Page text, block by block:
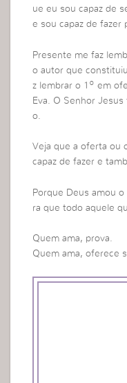
ue eu sou capaz de
e sou capaz de fazer
Presente me faz
o autor que
z lembrar o 1º em
Eva. O Senhor
o.
Veja que a oferta ou
capaz de fazer e
Porque Deus amou
ra que todo aquele
Quem ama, prova.
Quem ama, oferece